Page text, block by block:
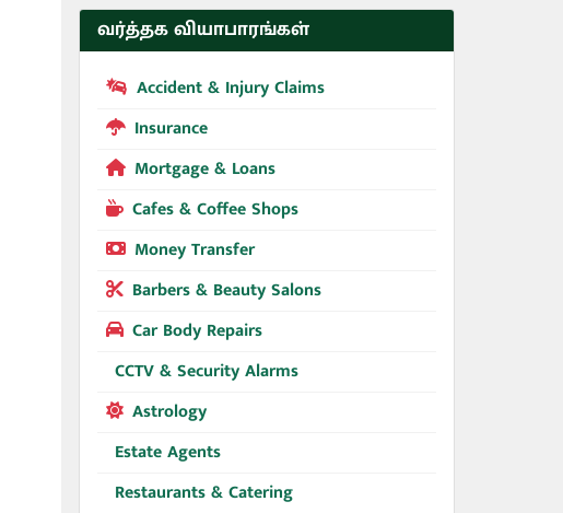
வர்த்தக வியாபாரங்கள்
Accident & Injury Claims
Insurance
Mortgage & Loans
Cafes & Coffee Shops
Money Transfer
Barbers & Beauty Salons
Car Body Repairs
CCTV & Security Alarms
Astrology
Estate Agents
Restaurants & Catering